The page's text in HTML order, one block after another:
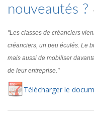
nouveautés ?
"Les classes de créanciers
créanciers, un peu éculés. Le
mais aussi de mobiliser
de leur entreprise."
Télécharger le